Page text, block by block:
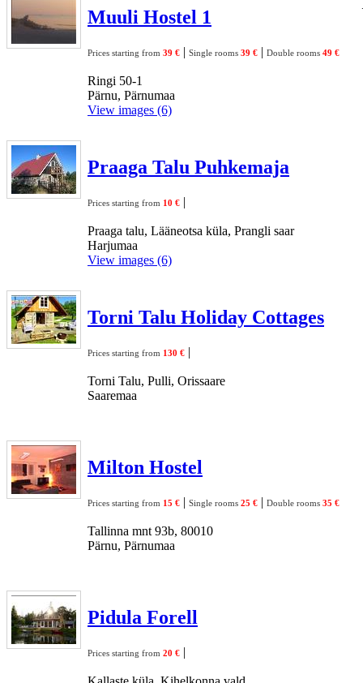
Muuli Hostel 1
Prices starting from 39 € | Single rooms 39 € | Double rooms 49 €
Ringi 50-1
Pärnu, Pärnumaa
View images (6)
Praaga Talu Puhkemaja
Prices starting from 10 € |
Praaga talu, Lääneotsa küla, Prangli saar
Harjumaa
View images (6)
Torni Talu Holiday Cottages
Prices starting from 130 € |
Torni Talu, Pulli, Orissaare
Saaremaa
Milton Hostel
Prices starting from 15 € | Single rooms 25 € | Double rooms 35 €
Tallinna mnt 93b, 80010
Pärnu, Pärnumaa
Pidula Forell
Prices starting from 20 € |